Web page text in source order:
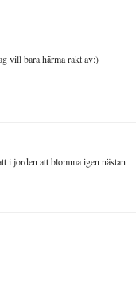
vill bara härma rakt av:)
i jorden att blomma igen nästan